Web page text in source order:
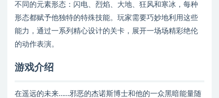
不同的元素形态：闪电、烈焰、大地、狂风和寒冰，每种
形态都赋予他独特的特殊技能。玩家需要巧妙地利用这些
能力，通过一系列精心设计的关卡，展开一场场精彩绝伦
的动作表演。
游戏介绍
在遥远的未来……邪恶的杰诺斯博士和他的一众黑暗能量随